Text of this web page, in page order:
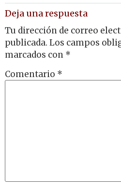
Deja una respuesta
Tu dirección de correo
publicada. Los campos
marcados con *
Comentario *